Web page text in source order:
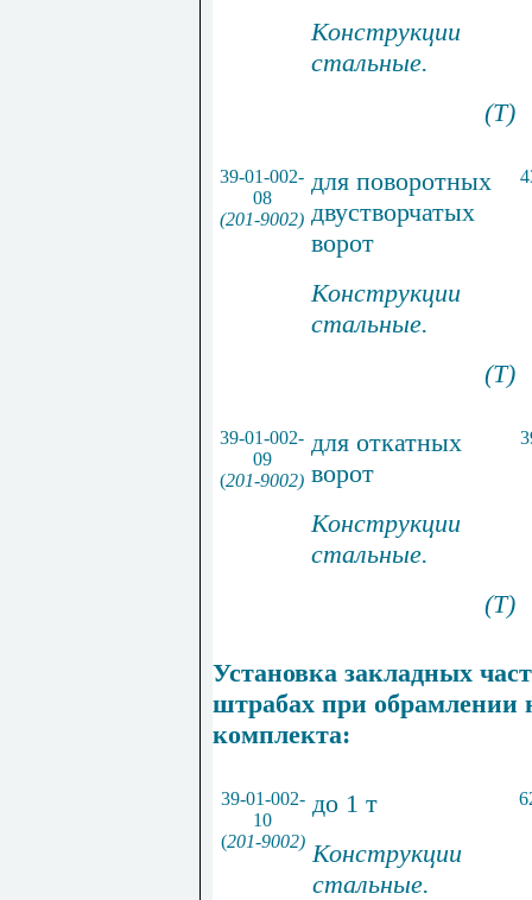
Конструкции
стальные.
(Т)
39-01-002-
08
(201-9002)
для поворотных
двустворчатых
ворот
Конструкции
стальные.
(Т)
39-01-002-
09
(201-9002)
для откатных
ворот
Конструкции
стальные.
(Т)
Установка закладных
штрабах при обрамлении
комплекта:
39-01-002-
10
(201-9002)
до 1 т
Конструкции
стальные.